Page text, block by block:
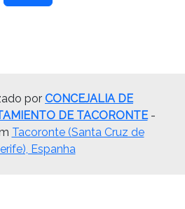
por CONCEJALIA DE
DE TACORONTE-
Tacoronte (Santa Cruz de
Espanha